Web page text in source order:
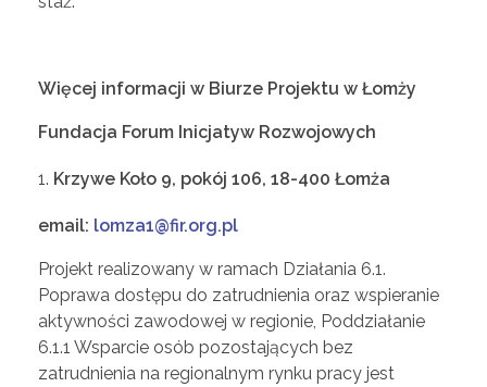
Więcej informacji w Biurze Projektu w Łomży
Fundacja Forum Inicjatyw Rozwojowych
Krzywe Koło 9, pokój 106, 18-400 Łomża
email: lomza1@fir.org.pl
Projekt realizowany w ramach Działania 6.1.
Poprawa dostępu do zatrudnienia oraz wspieranie
aktywności zawodowej w regionie, Poddziałanie
6.1.1 Wsparcie osób pozostających bez
zatrudnienia na regionalnym rynku pracy jest